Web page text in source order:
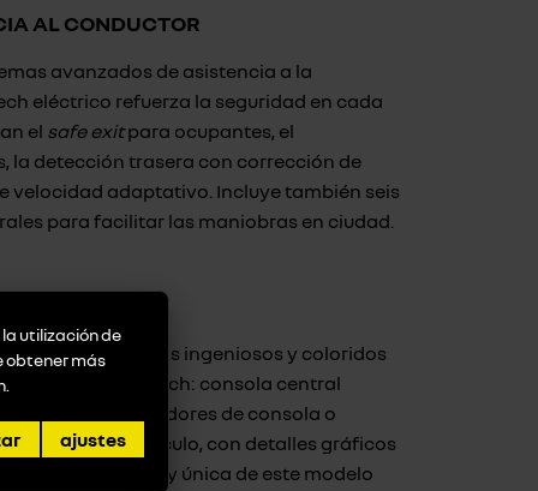
AL CONDUCTOR
avanzados de asistencia a la
eléctrico refuerza la seguridad en cada
el safe exitpara ocupantes, el
la detección trasera con corrección de
velocidad adaptativo. Incluye también seis
para facilitar las maniobras en ciudad.
de accesorios ingeniosos y coloridos
del Twingo E-Tech: consola central
plegable, separadores de consola o
Su habitáculo, con detalles gráficos
divertida y única de este modelo
utilización de
obtener más
ajustes